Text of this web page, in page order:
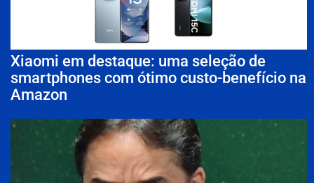
Xiaomi em destaque: uma seleção de
smartphones com ótimo custo-benefício na
Amazon